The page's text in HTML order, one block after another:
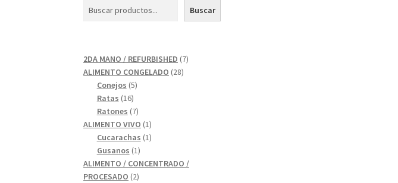
Buscar
2DA MANO / REFURBISHED 77
ALIMENTO CONGELADO 2828
Conejos 55
Ratas 1616
productos
Ratones 77
productos
ALIMENTO VIVO 11
producto
Cucarachas 11
Gusanos 11
producto
ALIMENTO / CONCENTRADO /
PROCESADO 22